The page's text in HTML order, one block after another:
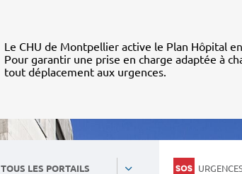
Le CHU de Montpellier active le Plan Hôpital
Pour garantir une prise en charge adaptée à
tout déplacement aux urgences.
TOUS LES PORTAILS